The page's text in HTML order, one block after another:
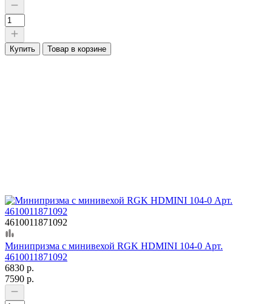
Купить Товар в корзине
4610011871092
Минипризма с минивехой RGK HDMINI 104-0 Арт.
4610011871092
6830 р.
7590 р.